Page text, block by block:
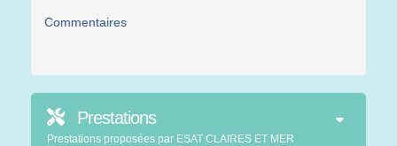
Commentaires
Prestations
Prestations proposées par ESAT CLAIRES ET MER